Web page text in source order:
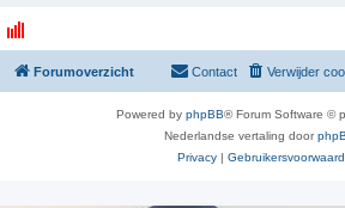
Forumoverzicht Verwijder
Contact
Powered by phpBB® Forum Software ©
Nederlandse vertaling door
Privacy |